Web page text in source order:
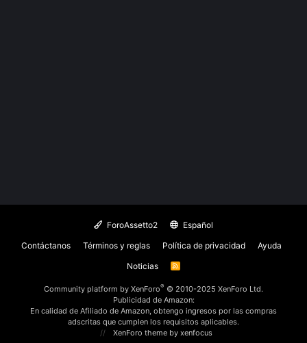
ForoAssetto2
Español
Contáctanos
Términos y reglas Política de privacidad
Ayuda
Noticias
R
Community platform by XenForo® © 2010-2025 XenForo Ltd.
Publicidad de Amazon:
En calidad de Afiliado de Amazon, obtengo ingresos por las compras
adscritas que cumplen los requisitos aplicables.
XenForo theme by xenfocus